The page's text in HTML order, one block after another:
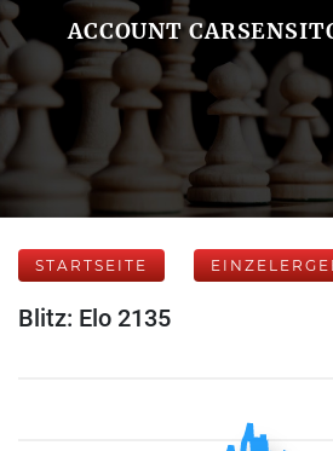
ACCOUNT
STARTSEITE
Blitz: Elo 2135